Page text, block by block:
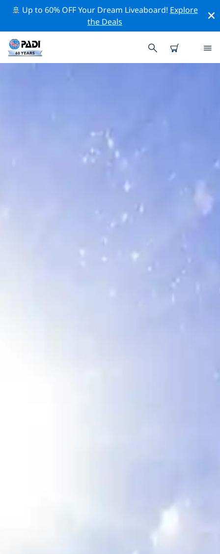
🚢 Up to 60% OFF Your Dream Liveaboard! Explore
the Deals